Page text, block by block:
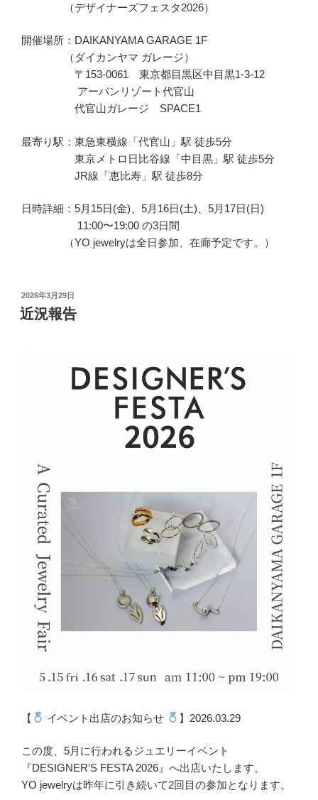
（デザイナーズフェスタ2026）
開催場所：DAIKANYAMA GARAGE 1F
（ダイカンヤマ ガレージ）
〒153-0061 東京都目黒区中目黒1-3-12
アーバンリゾート代官山
代官山ガレージ SPACE1
最寄り駅：東急東横線「代官山」駅 徒歩5分
東京メトロ日比谷線「中目黒」駅 徒歩5分
JR線「恵比寿」駅 徒歩8分
日時詳細：5月15日(金)、5月16日(土)、5月17日(日)
11:00〜19:00 の3日間
（YO jewelryは全日参加、在廊予定です。）
投
稿
日:
2026年3月29日
近況報告
【 イベント出店のお知らせ 】2026.03.29
この度、5月に行われるジュエリーイベント
『DESIGNER’S FESTA 2026』へ出店いたします。
YO jewelryは昨年に引き続いて2回目の参加となります。